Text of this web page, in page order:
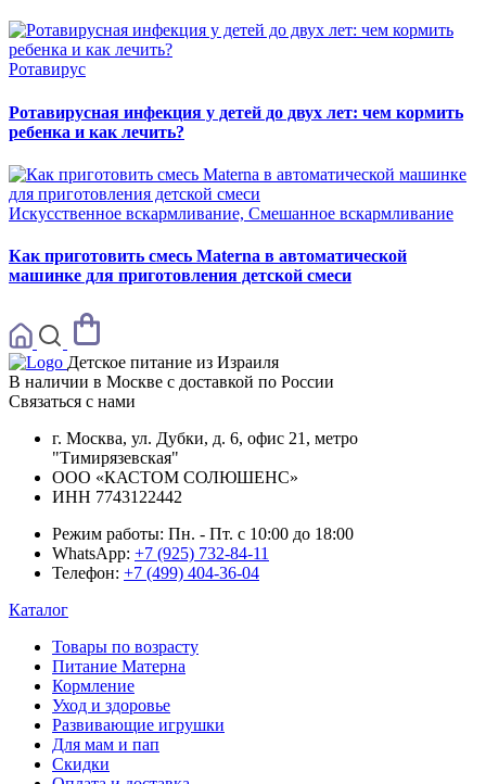
Ротавирус
Ротавирусная инфекция у детей до двух лет: чем кормить
ребенка и как лечить?
Искусственное вскармливание, Смешанное вскармливание
Как приготовить смесь Materna в автоматической
машинке для приготовления детской смеси
Детское питание из Израиля
В наличии в Москве с доставкой по России
Связаться с нами
г. Москва, ул. Дубки, д. 6, офис 21, метро
"Тимирязевская"
ООО «КАСТОМ СОЛЮШЕНС»
ИНН 7743122442
Режим работы: Пн. - Пт. с 10:00 до 18:00
WhatsApp: +7 (925) 732-84-11
Телефон: +7 (499) 404-36-04
Каталог
Товары по возрасту
Питание Матерна
Кормление
Уход и здоровье
Развивающие игрушки
Для мам и пап
Скидки